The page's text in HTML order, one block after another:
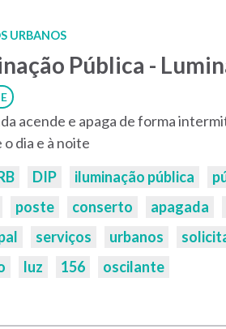
URBANOS
Pública -
acende e apaga de forma
dia e à noite
DIP iluminação pública
poste conserto apagada
serviços urbanos
luz 156 oscilante